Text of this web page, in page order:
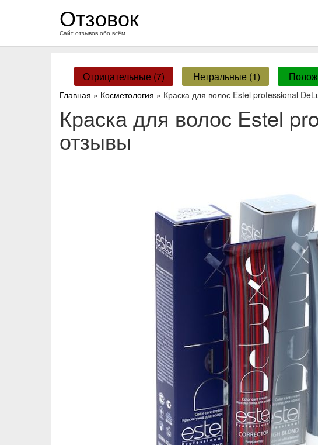
Отзовок
Сайт отзывов обо всём
Отрицательные (7) Нетральные (1)
Главная » Косметология » Краска для волос Estel professional
Краска для волос Estel
отзывы